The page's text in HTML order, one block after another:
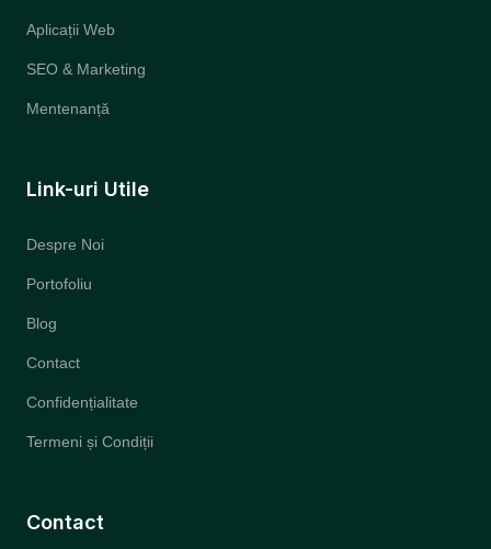
Aplicații Web
SEO & Marketing
Mentenanță
Link-uri Utile
Despre Noi
Portofoliu
Blog
Contact
Confidențialitate
Termeni și Condiții
Contact